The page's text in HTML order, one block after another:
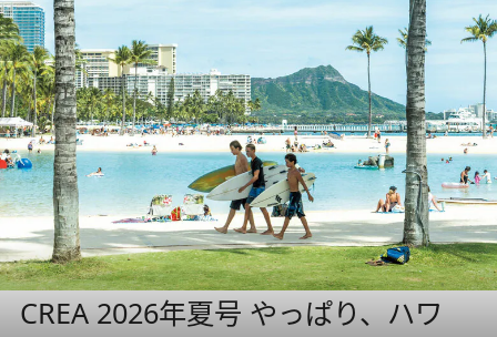
CREA 2026年夏号 やっぱり、ハワ